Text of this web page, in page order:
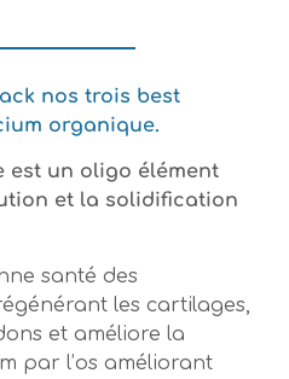
nos trois best
organique.
est un oligo élément
et la solidification
santé des
les cartilages,
et améliore la
par l’os améliorant